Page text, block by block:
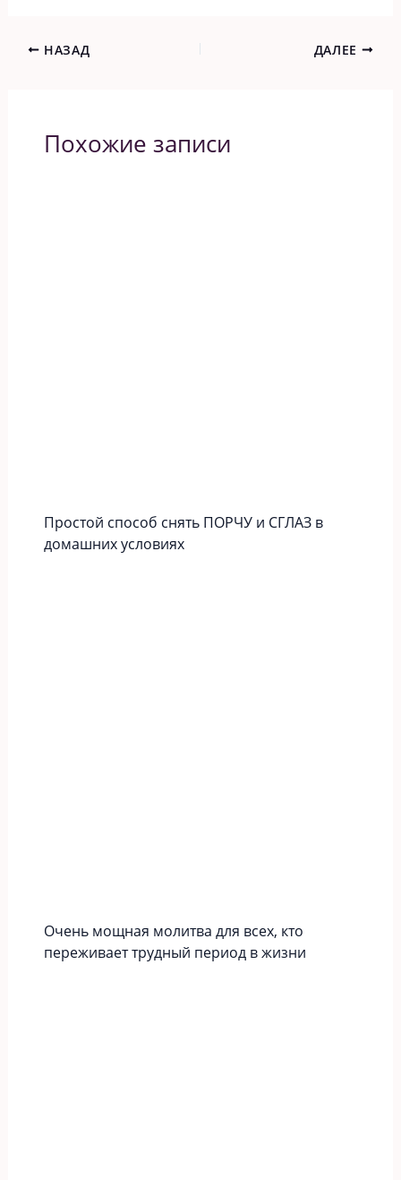
НАЗАД ДАЛЕЕ
Похожие записи
Простой способ снять ПОРЧУ и СГЛАЗ в
домашних условиях
Очень мощная молитва для всех, кто
переживает трудный период в жизни